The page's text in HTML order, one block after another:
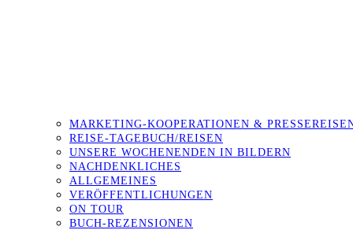
MARKETING-KOOPERATIONEN &
REISE-TAGEBUCH/REISEN
UNSERE WOCHENENDEN IN BILDERN
NACHDENKLICHES
ALLGEMEINES
VERÖFFENTLICHUNGEN
ON TOUR
BUCH-REZENSIONEN